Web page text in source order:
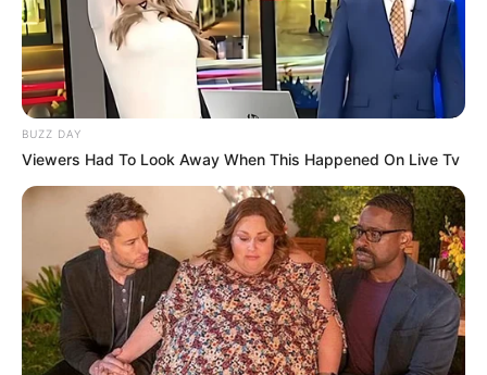
BUZZ DAY
Viewers Had To Look Away When This Happened On Live Tv